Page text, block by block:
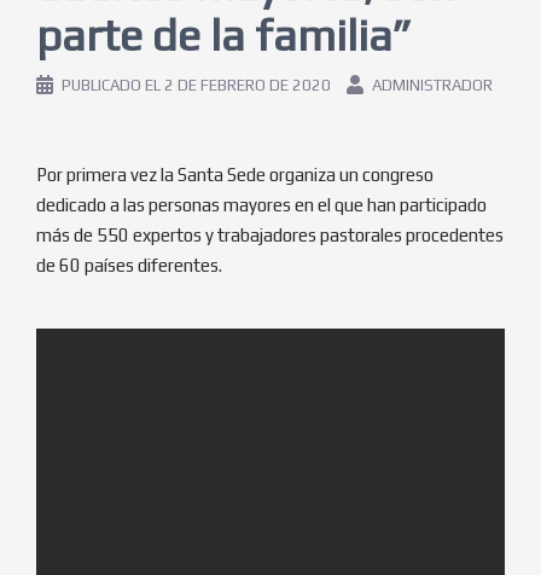
parte de la familia”
PUBLICADO EL 2 DE FEBRERO DE 2020 ADMINISTRADOR
Por primera vez la Santa Sede organiza un congreso
dedicado a las personas mayores en el que han participado
más de 550 expertos y trabajadores pastorales procedentes
de 60 países diferentes.